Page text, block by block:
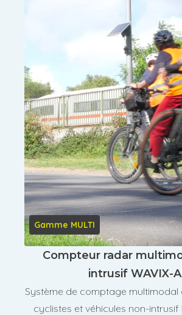
Gamme MULTI
Compteur radar
intrusif WAVIX-
Système de comptage multimodal
cyclistes et véhicules non-intrusif